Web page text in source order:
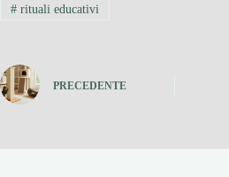
#rituali educativi
PRECEDENTE